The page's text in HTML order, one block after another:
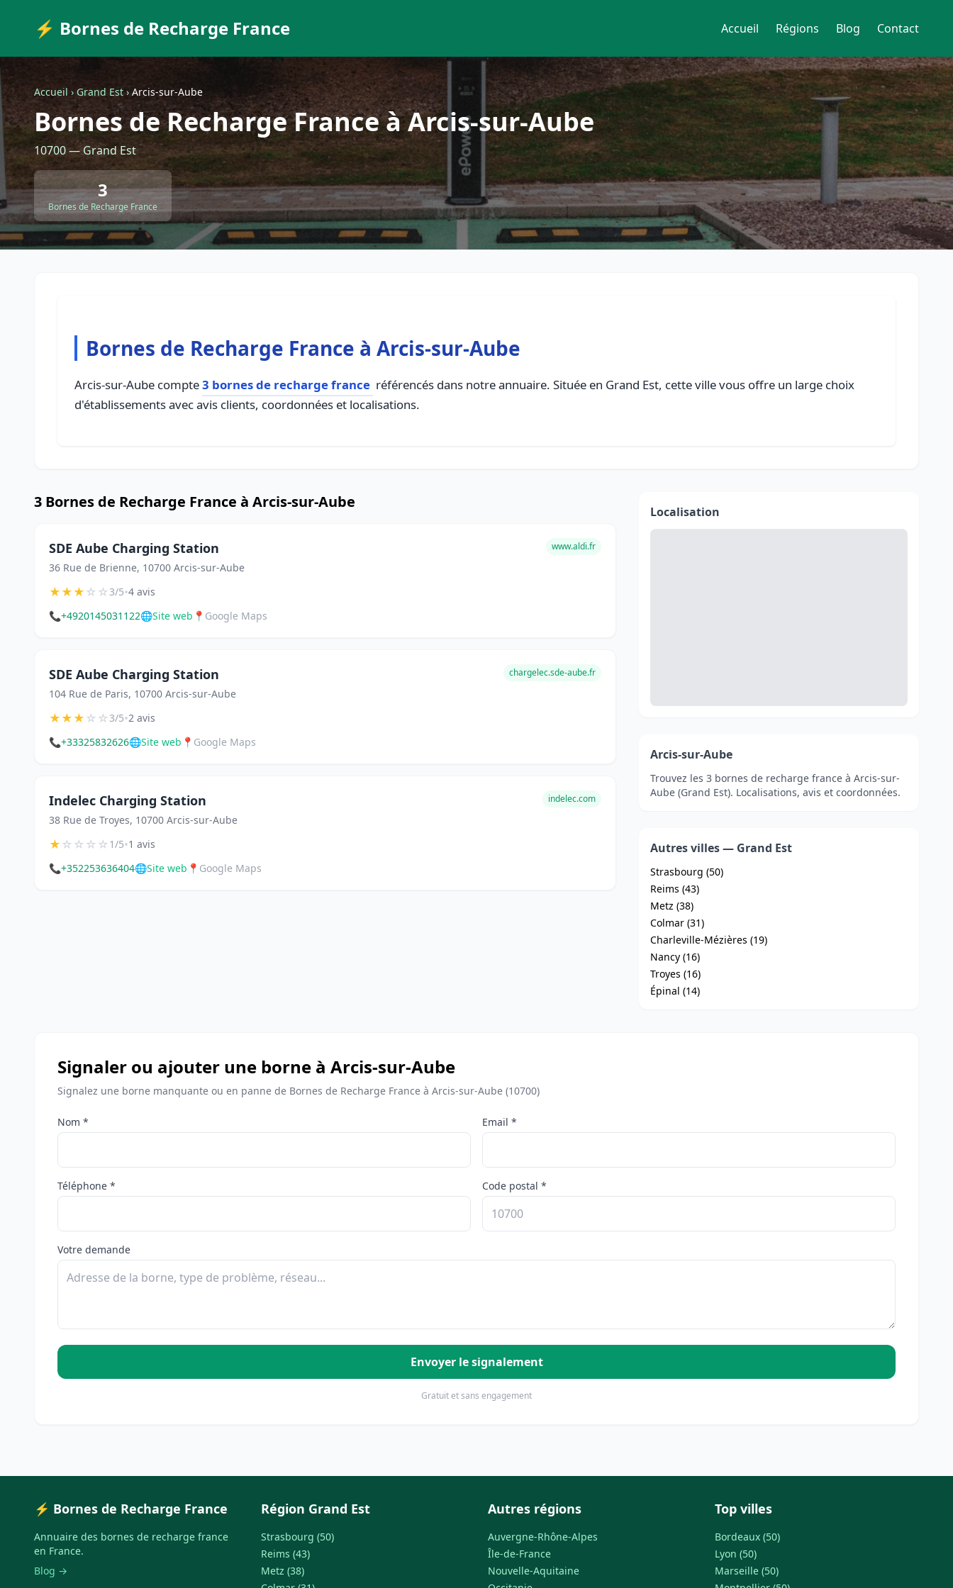
⚡ Bornes de Recharge France Accueil Régions Blog Contact
Accueil › Grand Est › Arcis-sur-Aube
Bornes de Recharge France à Arcis-sur-Aube
10700 — Grand Est
3
Bornes de Recharge France
Bornes de Recharge France à Arcis-sur-Aube
Arcis-sur-Aube compte3 bornes de recharge france référencés dans notre annuaire. Située en Grand Est, cette ville vous offre un large choix
d'établissements avec avis clients, coordonnées et localisations.
3 Bornes de Recharge France à Arcis-sur-Aube
SDE Aube Charging Station
36 Rue de Brienne, 10700 Arcis-sur-Aube
www.aldi.fr
★★★☆☆3/5•4 avis
📞+4920145031122🌐Site web 📍 Google Maps
SDE Aube Charging Station
104 Rue de Paris, 10700 Arcis-sur-Aube
chargelec.sde-aube.fr
★★★☆☆3/5•2 avis
📞+33325832626🌐Site web 📍 Google Maps
Indelec Charging Station
38 Rue de Troyes, 10700 Arcis-sur-Aube
indelec.com
★☆☆☆☆1/5•1 avis
📞+352253636404🌐Site web 📍 Google Maps
Localisation
Arcis-sur-Aube
Trouvez les 3 bornes de recharge france à Arcis-sur-
Aube (Grand Est). Localisations, avis et coordonnées.
Autres villes — Grand Est
Strasbourg (50)
Reims (43)
Metz (38)
Colmar (31)
Charleville-Mézières (19)
Nancy (16)
Troyes (16)
Épinal (14)
Signaler ou ajouter une borne à Arcis-sur-Aube
Signalez une borne manquante ou en panne de Bornes de Recharge France à Arcis-sur-Aube (10700)
Nom * Email *
Téléphone * Code postal *
Votre demande
Envoyer le signalement
Gratuit et sans engagement
⚡ Bornes de Recharge France
Annuaire des bornes de recharge france
en France.
Blog →
Région Grand Est
Strasbourg (50)
Reims (43)
Metz (38)
Autres régions
Auvergne-Rhône-Alpes
Île-de-France
Nouvelle-Aquitaine
Top villes
Bordeaux (50)
Lyon (50)
Marseille (50)